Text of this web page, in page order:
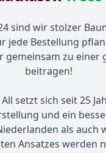
sind wir stolzer
jede Bestellung
gemeinsam zu einer
beitragen!
setzt sich seit 25
und ein
als auch
Ansatzes werden